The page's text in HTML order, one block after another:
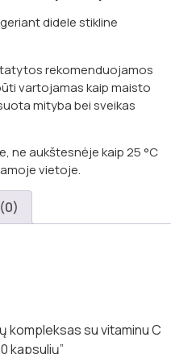
didele stikline
rekomenduojamos
vartojamas kaip maisto
mityba bei sveikas
ne aukštesnėje kaip 25 °C
vietoje.
kompleksas su vitaminu C
kapsulių”